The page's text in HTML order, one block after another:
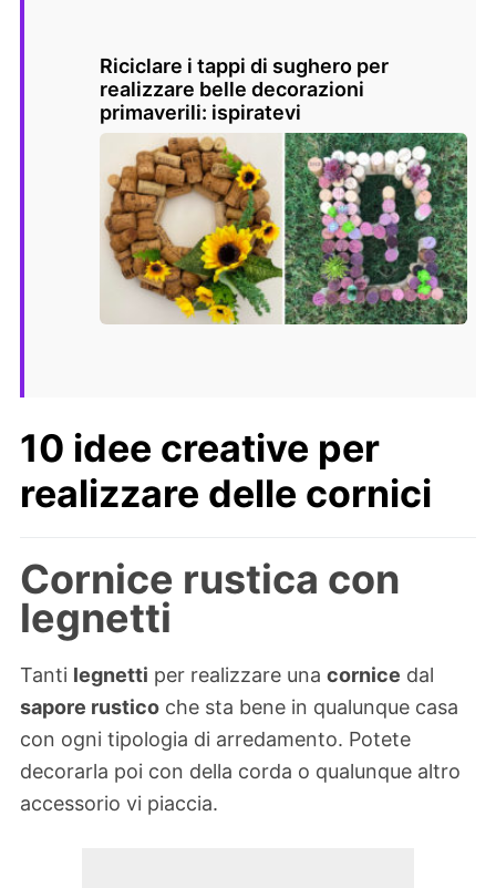
Riciclare i tappi di sughero per
realizzare belle decorazioni
primaverili: ispiratevi
10 idee creative per
realizzare delle cornici
Cornice rustica con
legnetti
Tanti legnetti per realizzare una cornice dal
sapore rustico che sta bene in qualunque casa
con ogni tipologia di arredamento. Potete
decorarla poi con della corda o qualunque altro
accessorio vi piaccia.